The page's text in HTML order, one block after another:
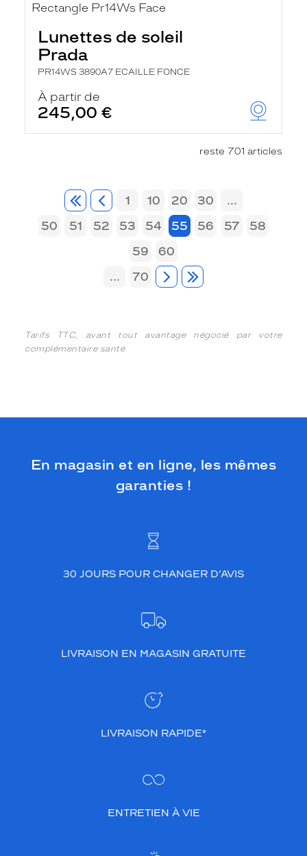
Lunettes de soleil
Prada
PR14WS 3890A7 ECAILLE FONCE
À partir de
245,00 €
reste 701 articles
1 10 20 30
...
50
51 52 53 54 55 56 57
58
59
60
...
70
Tarifs TTC, avant tout avantage négocié par votre
complémentaire santé
En magasin et en ligne, les mêmes
garanties !
30 JOURS POUR CHANGER D’AVIS
LIVRAISON EN MAGASIN GRATUITE
LIVRAISON RAPIDE*
ENTRETIEN À VIE